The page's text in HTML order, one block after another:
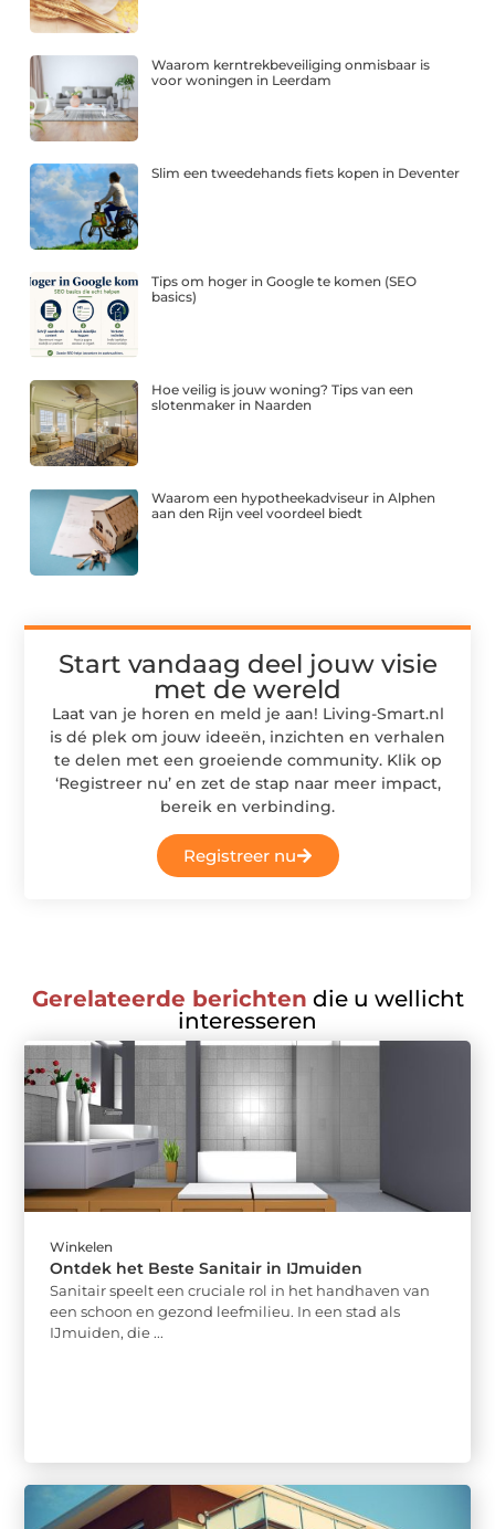
Waarom kerntrekbeveiliging onmisbaar is
voor woningen in Leerdam
Slim een tweedehands fiets kopen in Deventer
Tips om hoger in Google te komen (SEO
basics)
Hoe veilig is jouw woning? Tips van een
slotenmaker in Naarden
Waarom een hypotheekadviseur in Alphen
aan den Rijn veel voordeel biedt
Start vandaag deel jouw visie
met de wereld
Laat van je horen en meld je aan! Living-Smart.nl
is dé plek om jouw ideeën, inzichten en verhalen
te delen met een groeiende community. Klik op
‘Registreer nu’ en zet de stap naar meer impact,
bereik en verbinding.
Registreer nu
Gerelateerde berichten die u wellicht
interesseren
Winkelen
Ontdek het Beste Sanitair in IJmuiden
Sanitair speelt een cruciale rol in het handhaven van
een schoon en gezond leefmilieu. In een stad als
IJmuiden, die ...